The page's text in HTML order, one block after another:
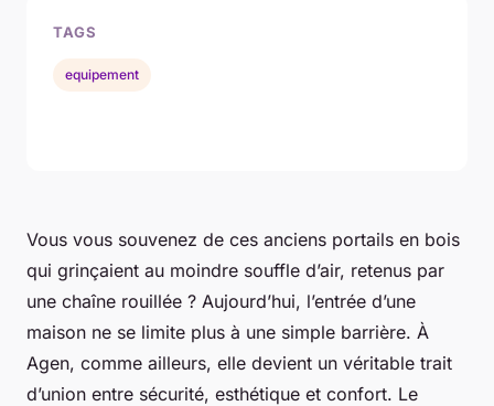
Vous vous souvenez de ces anciens portails en bois
qui grinçaient au moindre souffle d’air, retenus par
une chaîne rouillée ? Aujourd’hui, l’entrée d’une
maison ne se limite plus à une simple barrière. À
Agen, comme ailleurs, elle devient un véritable trait
d’union entre sécurité, esthétique et confort. Le
TAGS
equipement